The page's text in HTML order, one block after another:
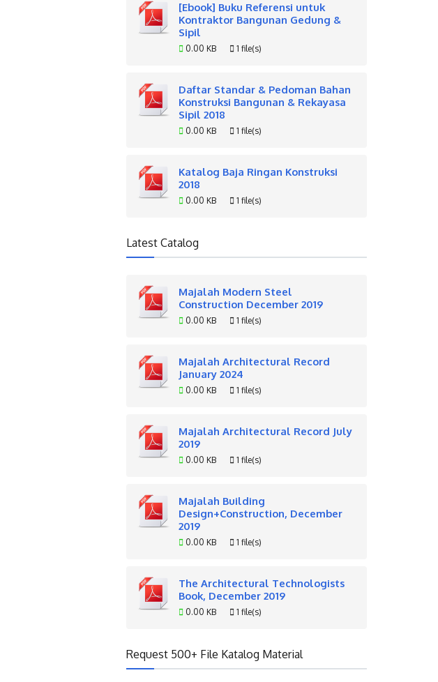
[Ebook] Buku Referensi untuk
Kontraktor Bangunan Gedung &
Sipil
0.00 KB 1 file(s)
Daftar Standar & Pedoman Bahan
Konstruksi Bangunan & Rekayasa
Sipil 2018
0.00 KB 1 file(s)
Katalog Baja Ringan Konstruksi
2018
0.00 KB 1 file(s)
Latest Catalog
Majalah Modern Steel
Construction December 2019
0.00 KB 1 file(s)
Majalah Architectural Record
January 2024
0.00 KB 1 file(s)
Majalah Architectural Record July
2019
0.00 KB 1 file(s)
Majalah Building
Design+Construction, December
2019
0.00 KB 1 file(s)
The Architectural Technologists
Book, December 2019
0.00 KB 1 file(s)
Request 500+ File Katalog Material